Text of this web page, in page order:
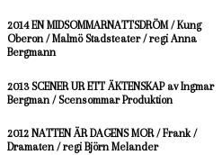
2014 EN MIDSOMMARNATTSDRÖM / Kung
Oberon / Malmö Stadsteater / regi Anna
Bergmann
2013 SCENER UR ETT ÄKTENSKAP av Ingmar
Bergman / Scensommar Produktion
2012 NATTEN ÄR DAGENS MOR / Frank /
Dramaten / regi Björn Melander